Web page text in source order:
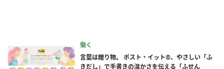
働く
言葉は贈り物。 ポスト・イット®、やさしい「ふ
きだし」で手書きの温かさを伝える「ふせん